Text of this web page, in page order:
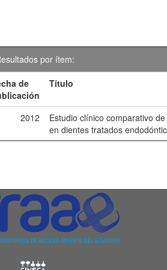
por ítem:
de
Título
2012
Estudio clínico comparativo
en dientes tratados